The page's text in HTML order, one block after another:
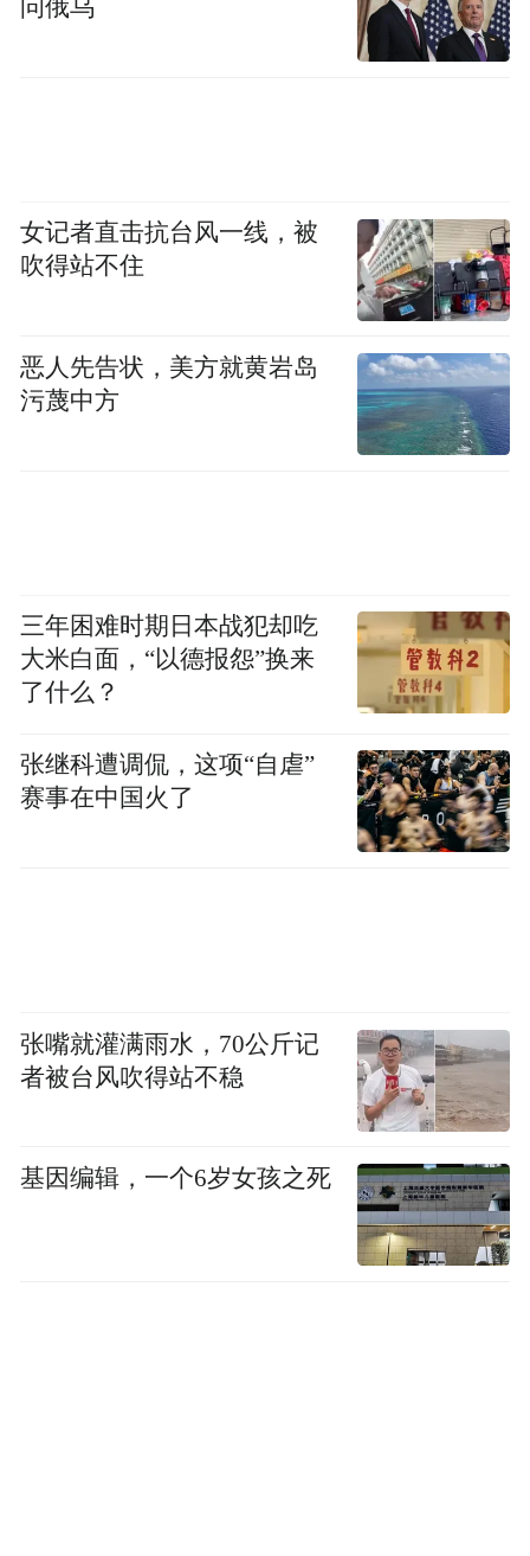
问俄乌
女记者直击抗台风一线，被
吹得站不住
恶人先告状，美方就黄岩岛
污蔑中方
三年困难时期日本战犯却吃
大米白面，“以德报怨”换来
了什么？
张继科遭调侃，这项“自虐”
赛事在中国火了
张嘴就灌满雨水，70公斤记
者被台风吹得站不稳
基因编辑，一个6岁女孩之死